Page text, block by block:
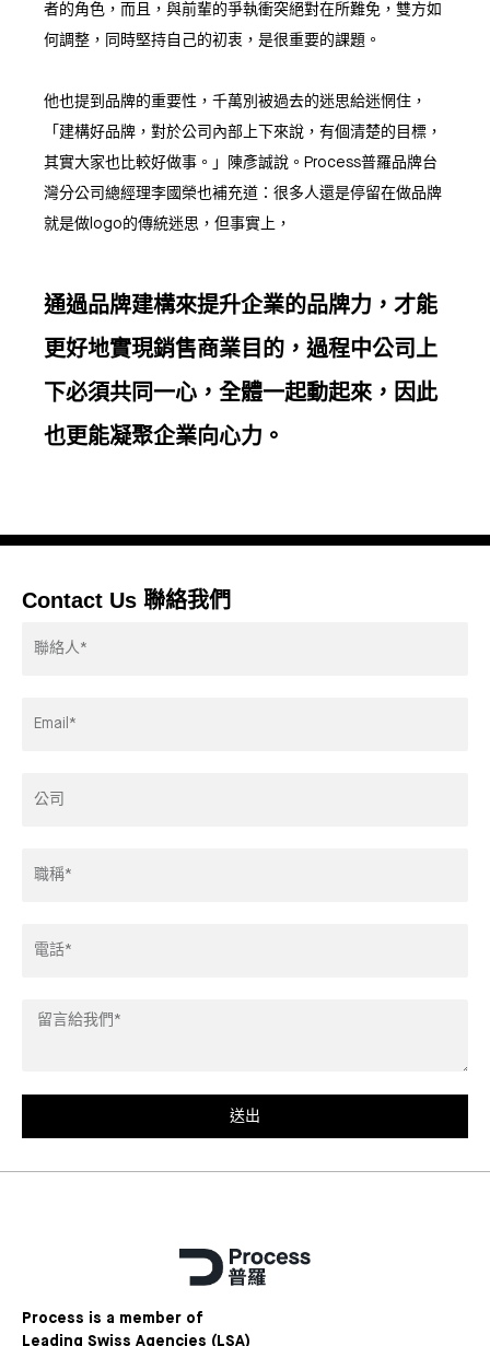
者的角色，而且，與前輩的爭執衝突絕對在所難免，雙方如
何調整，同時堅持自己的初衷，是很重要的課題。
他也提到品牌的重要性，千萬別被過去的迷思給迷惘住，
「建構好品牌，對於公司內部上下來說，有個清楚的目標，
其實大家也比較好做事。」陳彥誠說。Process普羅品牌台
灣分公司總經理李國榮也補充道：很多人還是停留在做品牌
就是做logo的傳統迷思，但事實上，
通過品牌建構來提升企業的品牌力，才能
更好地實現銷售商業目的，過程中公司上
下必須共同一心，全體一起動起來，因此
也更能凝聚企業向心力。
Contact Us 聯絡我們
Address*
Leave
送出
Process is a member of
Leading Swiss Agencies (LSA)